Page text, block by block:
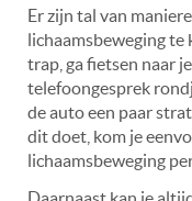
Er zijn tal van
lichaamsbeweging
trap, ga fietsen naar
telefoongesprek
de auto een paar
dit doet, kom je
lichaamsbeweging